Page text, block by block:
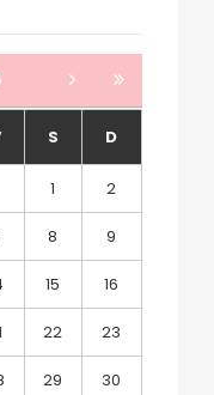
S D
1 2
8 9
15 16
22 23
29 30